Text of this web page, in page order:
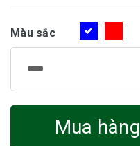
Màu sắc
Mua hàng